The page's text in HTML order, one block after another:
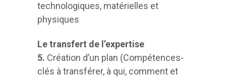
technologiques, matérielles et
physiques
Le transfert de l’expertise
5. Création d’un plan (Compétences-
clés à transférer, à qui, comment et